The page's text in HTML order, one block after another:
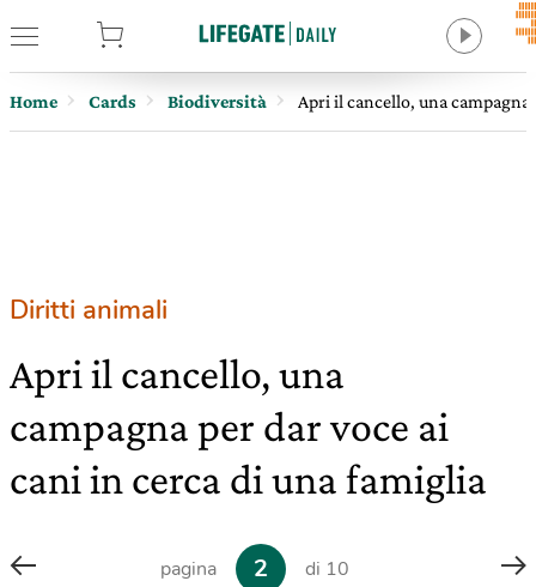
Home Cards Biodiversità Apri il cancello, una
Diritti animali
Apri il cancello, una
campagna per dar voce ai
cani in cerca di una famiglia
pagina 2 di 10